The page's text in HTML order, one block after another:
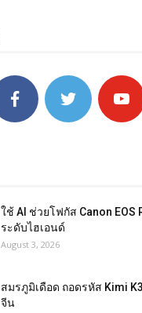
ใช้ AI ช่วยโฟกัส Canon EOS
ระดับไฮเอนด์
August 3, 2026
สมรภูมิเดือด ถอดรหัส Kimi
จีน